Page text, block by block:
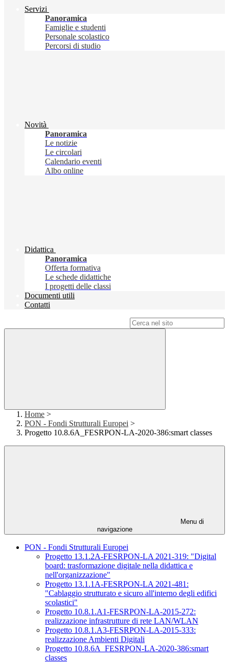
Servizi
Panoramica
Famiglie e studenti
Personale scolastico
Percorsi di studio
Novità
Panoramica
Le notizie
Le circolari
Calendario eventi
Albo online
Didattica
Panoramica
Offerta formativa
Le schede didattiche
I progetti delle classi
Documenti utili
Contatti
Home >
PON - Fondi Strutturali Europei >
Progetto 10.8.6A_FESRPON-LA-2020-386:smart classes
Menu di
navigazione
PON - Fondi Strutturali Europei
Progetto 13.1.2A-FESRPON-LA 2021-319: "Digital
board: trasformazione digitale nella didattica e
nell'organizzazione"
Progetto 13.1.1A-FESRPON-LA 2021-481:
"Cablaggio strutturato e sicuro all'interno degli edifici
scolastici"
Progetto 10.8.1.A1-FESRPON-LA-2015-272:
realizzazione infrastrutture di rete LAN/WLAN
Progetto 10.8.1.A3-FESRPON-LA-2015-333:
realizzazione Ambienti Digitali
Progetto 10.8.6A_FESRPON-LA-2020-386:smart
classes